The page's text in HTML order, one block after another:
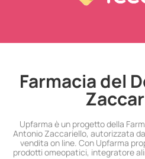
Farmacia del
Upfarma è un progetto della
Antonio Zaccariello, autorizzata
vendita on line. Con Upfarma
prodotti omeopatici, integratore